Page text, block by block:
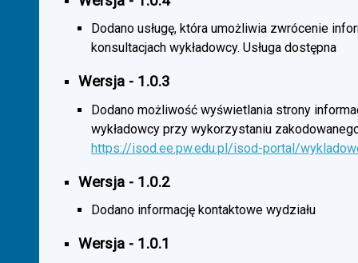
Dodano usługę, która umożliwia zwrócenie
konsultacjach wykładowcy. Usługa dostępna
Wersja - 1.0.3
Dodano możliwość wyświetlania strony
wykładowcy przy wykorzystaniu
https://isod.ee.pw.edu.pl/isod-portal/
Wersja - 1.0.2
Dodano informację kontaktowe wydziału
Wersja - 1.0.1